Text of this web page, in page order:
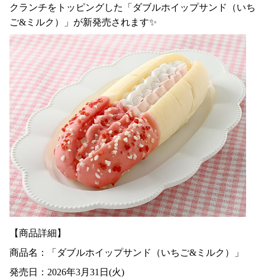
クランチをトッピングした「ダブルホイップサンド（いち
ご&ミルク）」が新発売されます✨
【商品詳細】
商品名：「ダブルホイップサンド（いちご&ミルク）」
発売日：2026年3月31日(火)